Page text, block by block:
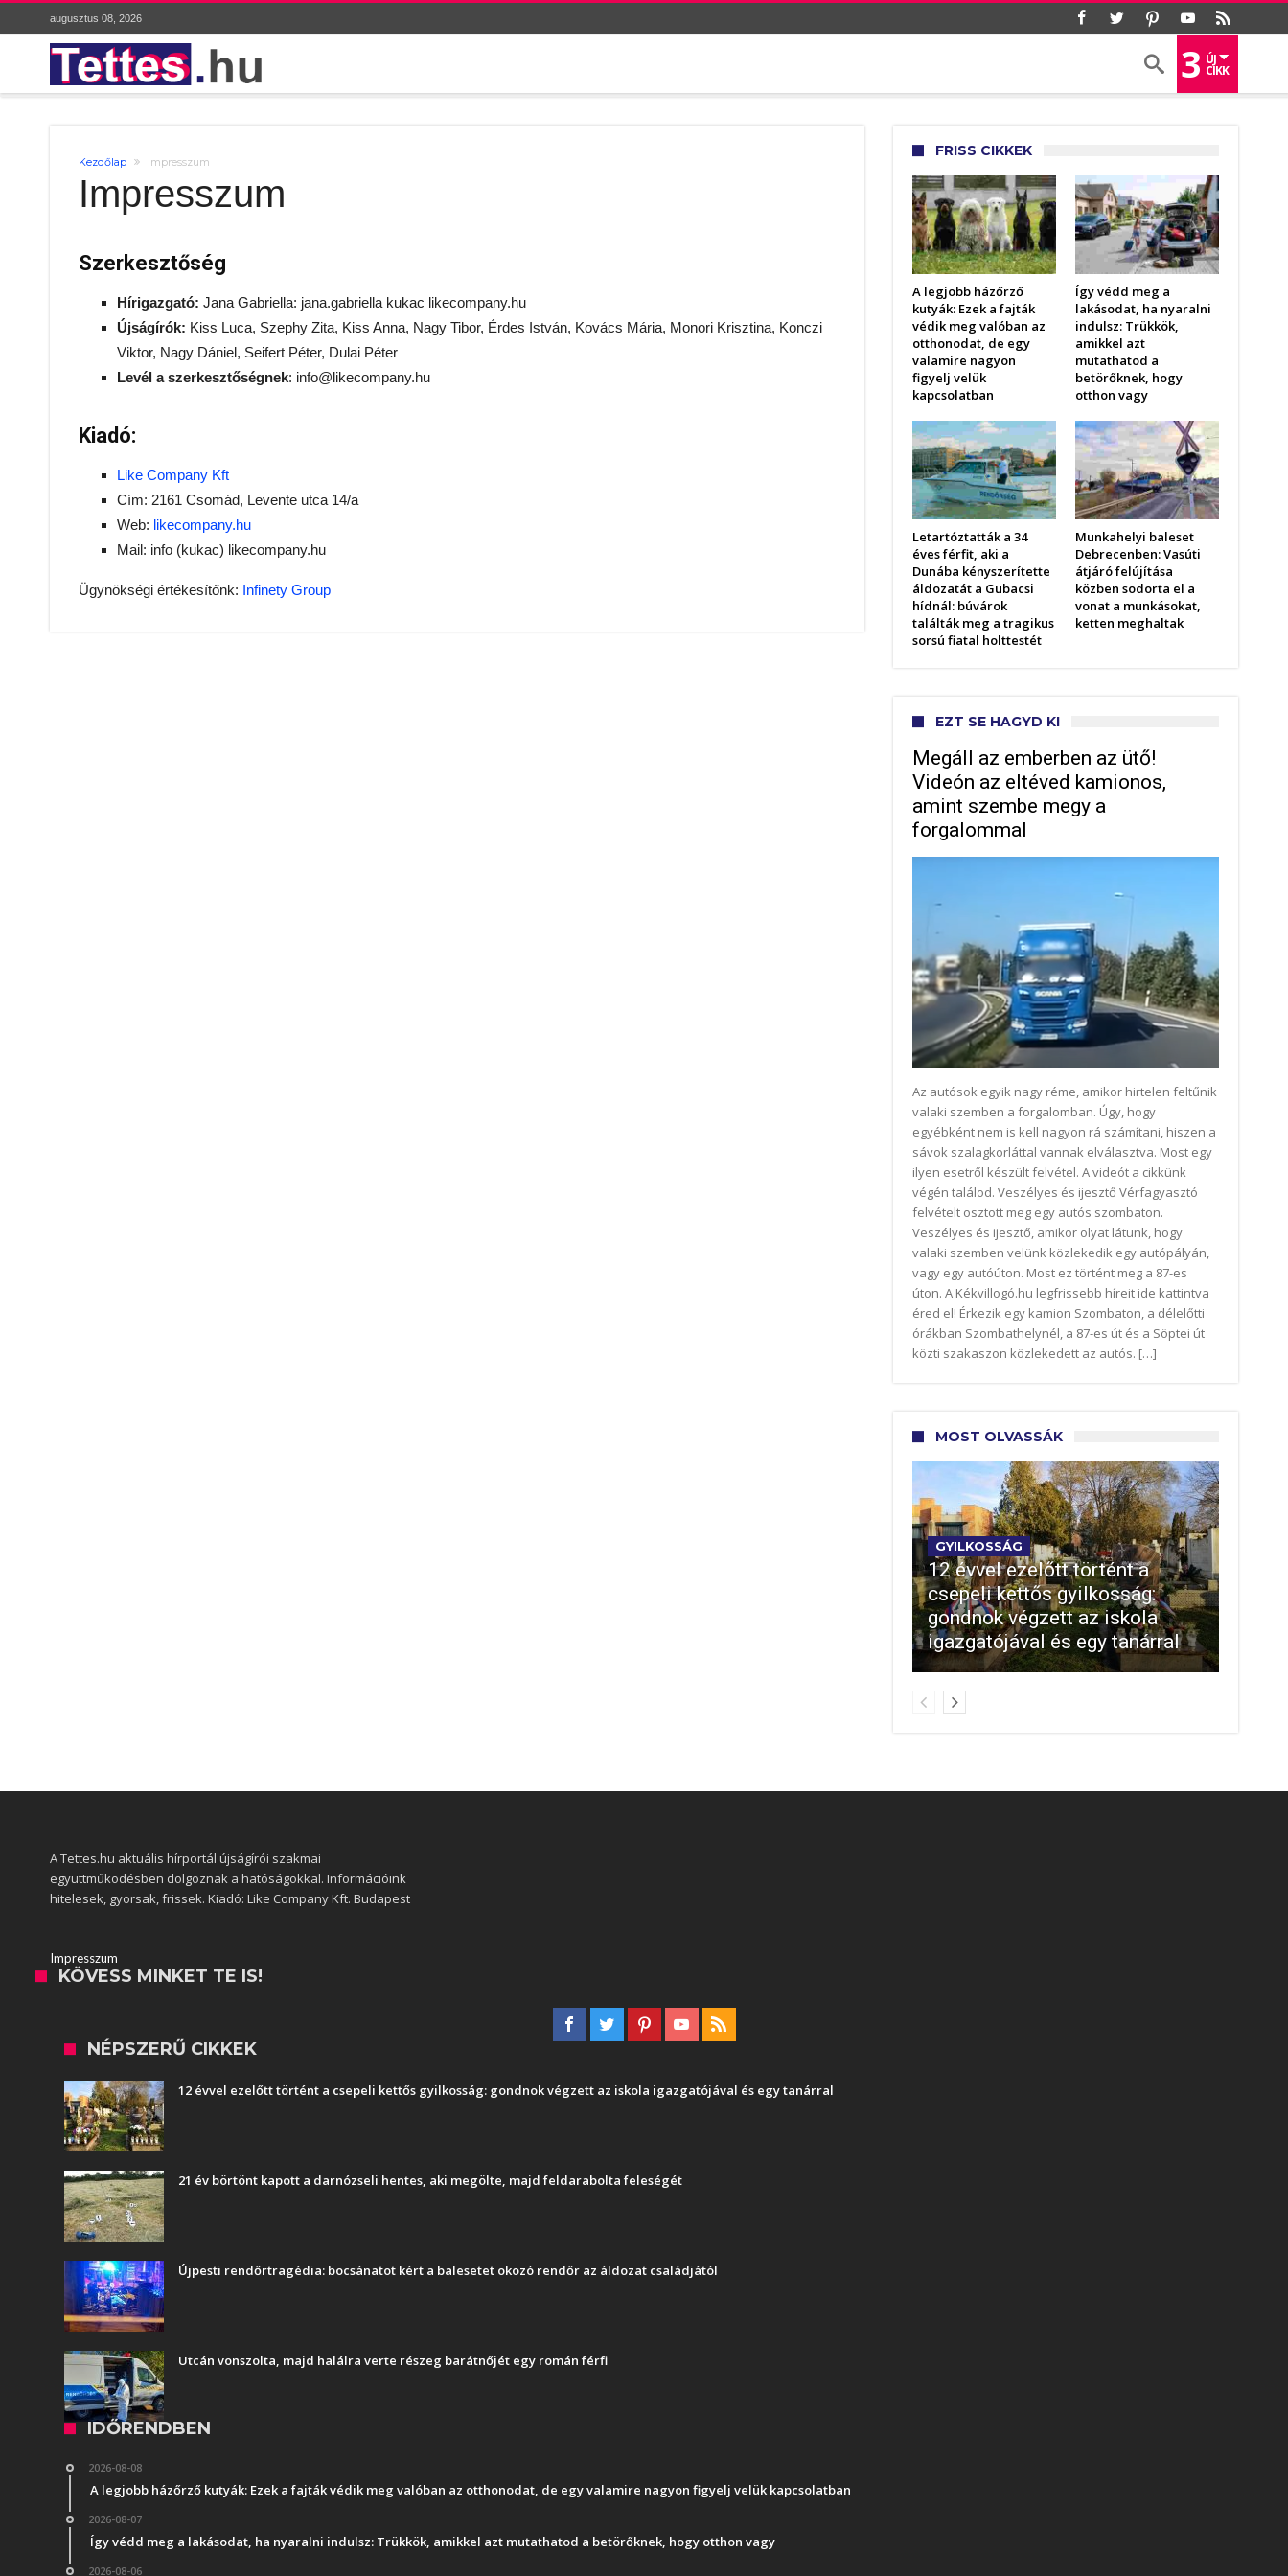
augusztus 08, 2026
3 ÚJ
CIKK
Kezdőlap Impresszum
Impresszum
Szerkesztőség
Hírigazgató: Jana Gabriella: jana.gabriella kukac likecompany.hu
Újságírók: Kiss Luca, Szephy Zita, Kiss Anna, Nagy Tibor, Érdes István, Kovács Mária, Monori Krisztina, Konczi
Viktor, Nagy Dániel, Seifert Péter, Dulai Péter
Levél a szerkesztőségnek: info@likecompany.hu
Kiadó:
Like Company Kft
Cím: 2161 Csomád, Levente utca 14/a
Web: likecompany.hu
Mail: info (kukac) likecompany.hu
Ügynökségi értékesítőnk: Infinety Group
FRISS CIKKEK
A legjobb házőrző
kutyák: Ezek a fajták
védik meg valóban az
otthonodat, de egy
valamire nagyon
figyelj velük
kapcsolatban
Így védd meg a
lakásodat, ha nyaralni
indulsz: Trükkök,
amikkel azt
mutathatod a
betörőknek, hogy
otthon vagy
Letartóztatták a 34
éves férfit, aki a
Dunába kényszerítette
áldozatát a Gubacsi
hídnál: búvárok
találták meg a tragikus
sorsú fiatal holttestét
Munkahelyi baleset
Debrecenben: Vasúti
átjáró felújítása
közben sodorta el a
vonat a munkásokat,
ketten meghaltak
EZT SE HAGYD KI
Megáll az emberben az ütő!
Videón az eltéved kamionos,
amint szembe megy a
forgalommal
Az autósok egyik nagy réme, amikor hirtelen feltűnik
valaki szemben a forgalomban. Úgy, hogy
egyébként nem is kell nagyon rá számítani, hiszen a
sávok szalagkorláttal vannak elválasztva. Most egy
ilyen esetről készült felvétel. A videót a cikkünk
végén találod. Veszélyes és ijesztő Vérfagyasztó
felvételt osztott meg egy autós szombaton.
Veszélyes és ijesztő, amikor olyat látunk, hogy
valaki szemben velünk közlekedik egy autópályán,
vagy egy autóúton. Most ez történt meg a 87-es
úton. A Kékvillogó.hu legfrissebb híreit ide kattintva
éred el! Érkezik egy kamion Szombaton, a délelőtti
órákban Szombathelynél, a 87-es út és a Söptei út
közti szakaszon közlekedett az autós. […]
MOST OLVASSÁK
GYILKOSSÁG
12 évvel ezelőtt történt a
csepeli kettős gyilkosság:
gondnok végzett az iskola
igazgatójával és egy tanárral
A Tettes.hu aktuális hírportál újságírói szakmai
együttműködésben dolgoznak a hatóságokkal. Információink
hitelesek, gyorsak, frissek. Kiadó: Like Company Kft. Budapest
Impresszum
KÖVESS MINKET TE IS!
NÉPSZERŰ CIKKEK
12 évvel ezelőtt történt a csepeli kettős gyilkosság: gondnok végzett az iskola igazgatójával és egy tanárral
21 év börtönt kapott a darnózseli hentes, aki megölte, majd feldarabolta feleségét
Újpesti rendőrtragédia: bocsánatot kért a balesetet okozó rendőr az áldozat családjától
Utcán vonszolta, majd halálra verte részeg barátnőjét egy román férfi
IDŐRENDBEN
2026-08-08
A legjobb házőrző kutyák: Ezek a fajták védik meg valóban az otthonodat, de egy valamire nagyon figyelj velük kapcsolatban
2026-08-07
Így védd meg a lakásodat, ha nyaralni indulsz: Trükkök, amikkel azt mutathatod a betörőknek, hogy otthon vagy
2026-08-06